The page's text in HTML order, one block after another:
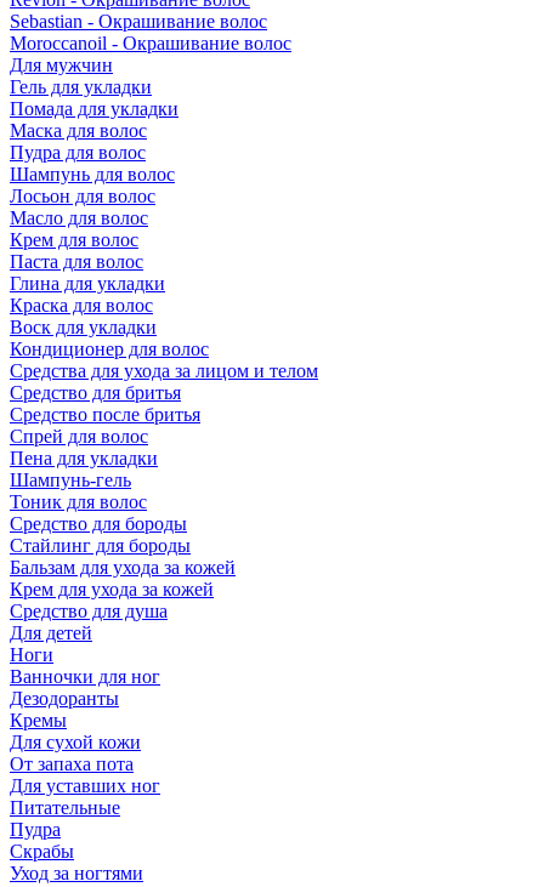
Sebastian - Окрашивание волос
Moroccanoil - Окрашивание волос
Для мужчин
Гель для укладки
Помада для укладки
Маска для волос
Пудра для волос
Шампунь для волос
Лосьон для волос
Масло для волос
Крем для волос
Паста для волос
Глина для укладки
Краска для волос
Воск для укладки
Кондиционер для волос
Средства для ухода за лицом и телом
Средство для бритья
Средство после бритья
Спрей для волос
Пена для укладки
Шампунь-гель
Тоник для волос
Средство для бороды
Стайлинг для бороды
Бальзам для ухода за кожей
Крем для ухода за кожей
Средство для душа
Для детей
Ноги
Ванночки для ног
Дезодоранты
Кремы
Для сухой кожи
От запаха пота
Для уставших ног
Питательные
Пудра
Скрабы
Уход за ногтями